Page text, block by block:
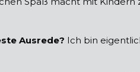
Ausrede? Ich bin